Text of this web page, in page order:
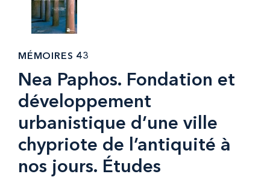
MÉMOIRES 43
Nea Paphos. Fondation et
développement
urbanistique d’une ville
chypriote de l’antiquité à
nos jours. Études